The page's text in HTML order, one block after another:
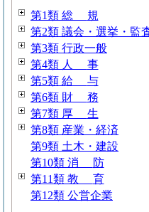
第1類 総 規
第2類 議会・選挙・監
第3類 行政一般
第4類 人 事
第5類 給 与
第6類 財 務
第7類 厚 生
第8類 産業・経済
第9類 土木・建設
第10類 消
防
第11類 教 育
第12類 公営企業